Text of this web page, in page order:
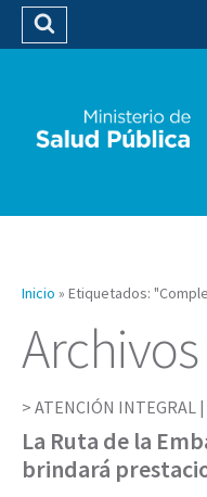
Buscar
Inicio » Etiquetados:
Archivos
ATENCIÓN INTEGRAL |
La Ruta de la
brindará